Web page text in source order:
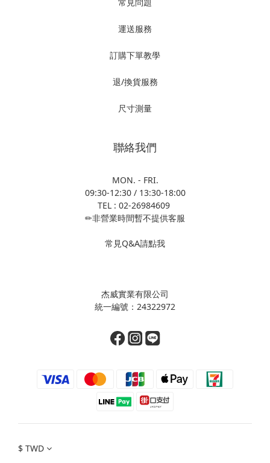
運送服務
訂購下單教學
退/換貨服務
尺寸測量
聯絡我們
MON. - FRI.
09:30-12:30 / 13:30-18:00
TEL : 02-26984609
✏非營業時間暫不提供客服
常見Q&A請點我
杰威實業有限公司
統一編號：24322972
$ TWD